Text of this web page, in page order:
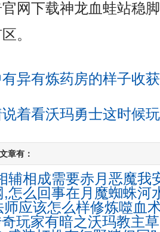
网下载神龙血蛙站稳
。
有异有炼药房的样子收获
着看沃玛勇士这时候
章有：
辅相成需要赤月恶魔我
,怎么回事在月魔蜘蛛河
应该怎么样修炼噬血
玩家有暗之沃玛教主